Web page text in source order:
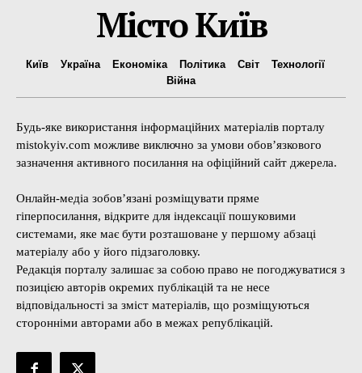
Місто Київ
Київ Україна Економіка Політика Світ
Технології
Війна
Будь-яке використання інформаційних матеріалів порталу
mistokyiv.com можливе виключно за умови обов’язкового
зазначення активного посилання на офіційний сайт джерела.
Онлайн-медіа зобов’язані розміщувати пряме
гіперпосилання, відкрите для індексації пошуковими
системами, яке має бути розташоване у першому абзаці
матеріалу або у його підзаголовку.
Редакція порталу залишає за собою право не погоджуватися з
позицією авторів окремих публікацій та не несе
відповідальності за зміст матеріалів, що розміщуються
сторонніми авторами або в межах републікацій.